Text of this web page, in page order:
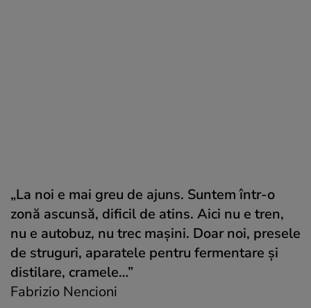
„La noi e mai greu de ajuns. Suntem într-o
zonă ascunsă, dificil de atins. Aici nu e tren,
nu e autobuz, nu trec maşini. Doar noi, presele
de struguri, aparatele pentru fermentare şi
distilare, cramele…”
Fabrizio Nencioni